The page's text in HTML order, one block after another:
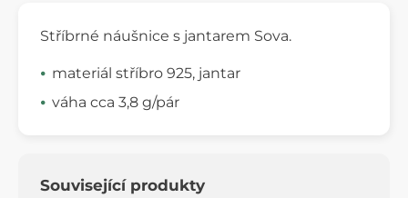
Stříbrné náušnice s jantarem Sova.
materiál stříbro 925, jantar
váha cca 3,8 g/pár
Související produkty